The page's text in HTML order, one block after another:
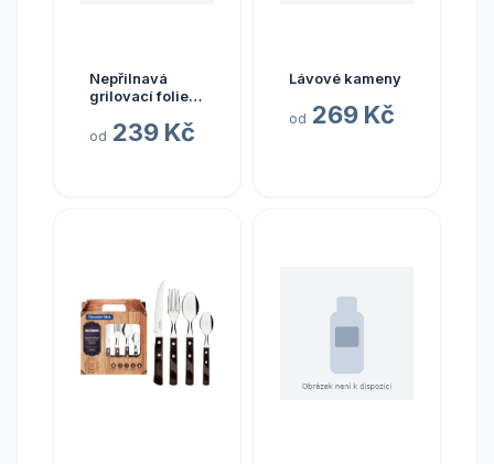
Nepřilnavá
grilovací folie
od 239 Kč
Lávové kameny
od 269 Kč